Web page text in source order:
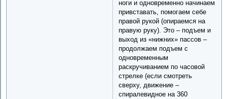
ноги и одновременно начинаем
привставать, помогаем себе
правой рукой (опираемся на
правую руку). Это – подъем и
выход из «нижних» пассов –
продолжаем подъем с
одновременным
раскручиванием по часовой
стрелке (если смотреть
сверху, движение –
спиралевидное на 360